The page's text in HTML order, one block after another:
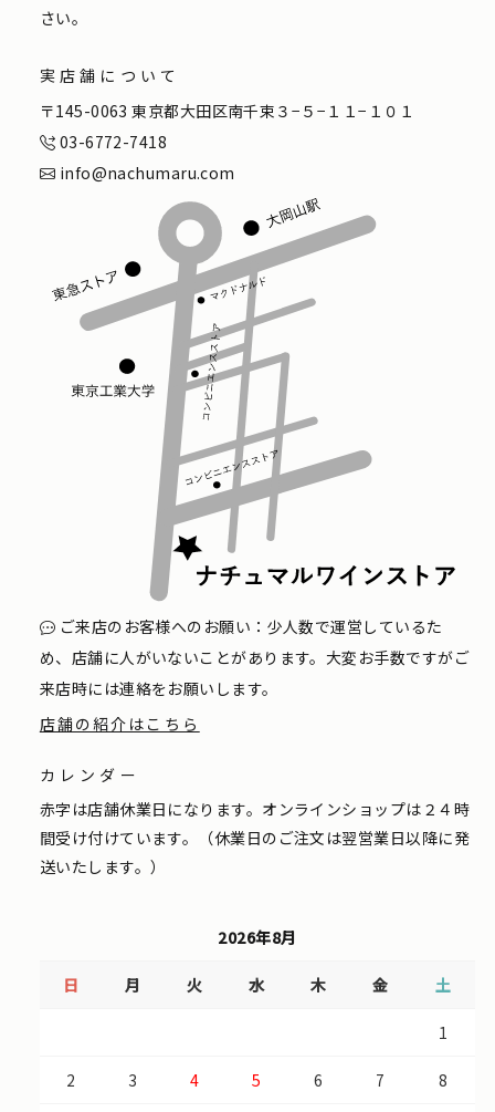
さい。
実店舗について
〒145-0063 東京都大田区南千束３−５−１１−１０１
03-6772-7418
info@nachumaru.com
ご来店のお客様へのお願い：少人数で運営しているた
め、店舗に人がいないことがあります。大変お手数ですがご
来店時には連絡をお願いします。
店舗の紹介はこちら
カレンダー
赤字は店舗休業日になります。オンラインショップは２４時
間受け付けています。（休業日のご注文は翌営業日以降に発
送いたします。）
2026年8月
日 月 火 水 木 金 土
1
2 3 4 5 6 7 8